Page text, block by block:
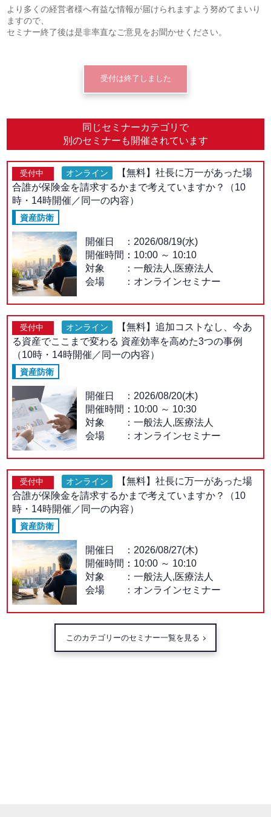
より多くの経営者様へ有益な情報が届けられますよう努めてまいり
ますので、
セミナー終了後は是非率直なご意見をお聞かせください。
受付は終了しました
同じセミナーカテゴリで
別のセミナーも開催されています
受付中 オンライン
【無料】社長に万一があった場
合誰が保険金を請求するかまで考えていますか？（10
時・14時開催／同一の内容）
資産防衛
開催日
2026/08/19(水)
開催時間： 10:00～ 10:10
対象
一般法人,医療法人
会場
オンラインセミナー
受付中 オンライン
【無料】追加コストなし、今あ
る資産でここまで変わる 資産効率を高めた3つの事例
（10時・14時開催／同一の内容）
資産防衛
開催日
2026/08/20(木)
開催時間： 10:00～ 10:30
対象
一般法人,医療法人
会場
オンラインセミナー
受付中 オンライン
【無料】社長に万一があった場
合誰が保険金を請求するかまで考えていますか？（10
時・14時開催／同一の内容）
資産防衛
開催日
2026/08/27(木)
開催時間： 10:00～ 10:10
対象
一般法人,医療法人
会場
オンラインセミナー
このカテゴリーのセミナー一覧を見る